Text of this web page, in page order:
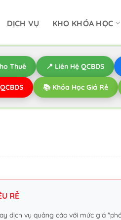
DỊCH VỤ KHO KHÓA HỌC
Thuê 📍 Liên Hệ QCBDS
📚 Khóa Học Giá Rẻ
RẺ
dịch vụ quảng cáo với mức giá